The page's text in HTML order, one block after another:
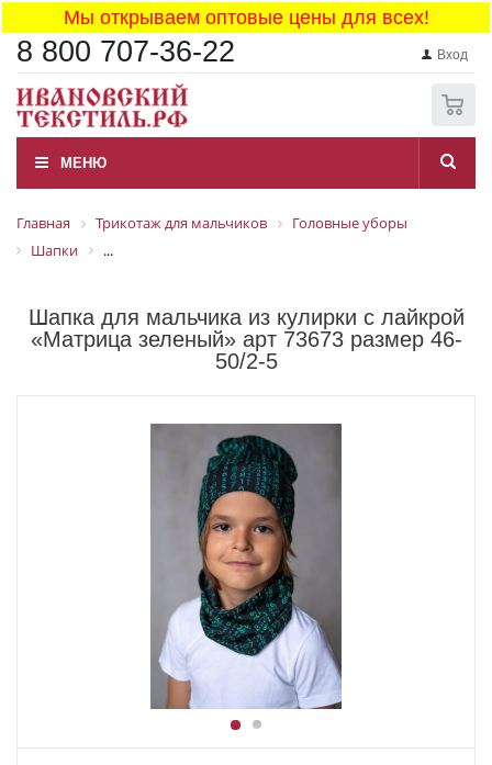
Мы открываем оптовые цены для всех!
8 800 707-36-22 Вход
МЕНЮ
Главная Трикотаж для мальчиков
Головные уборы
Шапки
...
Шапка для мальчика из кулирки с лайкрой
«Матрица зеленый» арт 73673 размер 46-
50/2-5